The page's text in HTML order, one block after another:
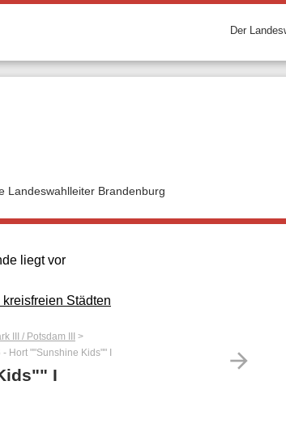
Der
Landeswahlleiter Brandenburg
liegt vor
Städten
arrow_forward
III / Potsdam III
- Hort ""Sunshine Kids"" I
I